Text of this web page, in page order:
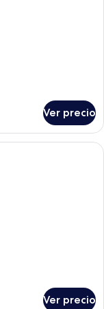
Ver precio
de hotel moderna
Ver precio